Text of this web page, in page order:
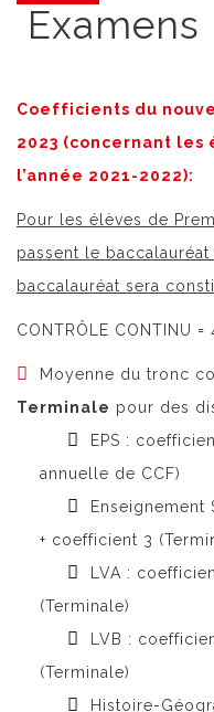
Examens
Coefficients du
2023 (concernant les
l’année 2021-2022):
Pour les élèves de
passent le
baccalauréat sera
CONTRÔLE CONTINU =
Moyenne du tronc
Terminale pour des
EPS :
annuelle de CCF)
Enseignement
+ coefficient 3
LVA :
(Terminale)
LVB :
(Terminale)
Histoire-